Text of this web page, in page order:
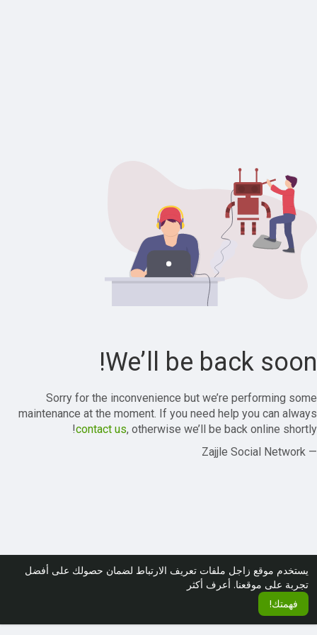
يستخدم موقع زاجل ملفات تعريف الارتباط لضمان حصولك على أفضل
تجربة على موقعنا. أعرف أكثر
فهمتك!
We’ll be back soon!
Sorry for the inconvenience but we’re performing some
maintenance at the moment. If you need help you can always
contact us, otherwise we’ll be back online shortly!
— Zajjle Social Network